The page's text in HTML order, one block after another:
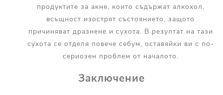
продуктите за акне, които съдържат алкохол,
всъщност изострят състоянието, защото
причиняват дразнене и сухота. В резултат на тази
сухота се отделя повече себум, оставяйки ви с по-
сериозен проблем от началото.
Заключение